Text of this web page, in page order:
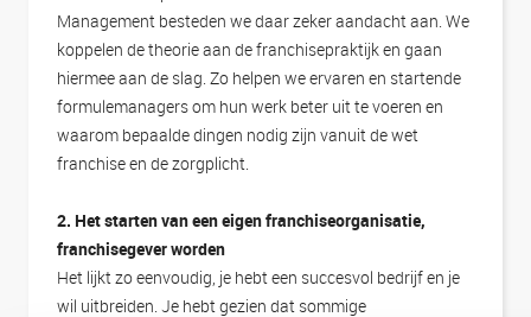
Management besteden we daar zeker aandacht aan. We
koppelen de theorie aan de franchisepraktijk en gaan
hiermee aan de slag. Zo helpen we ervaren en startende
formulemanagers om hun werk beter uit te voeren en
waarom bepaalde dingen nodig zijn vanuit de wet
franchise en de zorgplicht.
2. Het starten van een eigen franchiseorganisatie,
franchisegever worden
Het lijkt zo eenvoudig, je hebt een succesvol bedrijf en je
wil uitbreiden. Je hebt gezien dat sommige